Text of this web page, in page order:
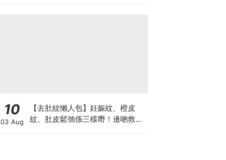
10
03 Aug
【去肚紋懶人包】妊娠紋、橙皮
紋、肚皮鬆弛係三樣嘢！邊啲救得